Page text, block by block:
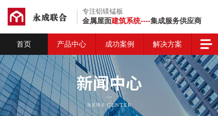
专注铝镁锰板
金属屋面建筑系统----集成服务供应商
首页 产品中心 成功案例 解决方案